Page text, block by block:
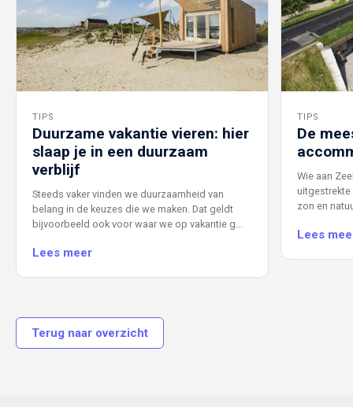
TIPS
Duurzame vakantie vieren: hier
slaap je in een duurzaam
verblijf
Steeds vaker vinden we duurzaamheid van
belang in de keuzes die we maken. Dat geldt
bijvoorbeeld ook voor waar we op vakantie g...
Lees meer
TIPS
De
Wie aan
uitgestrekte
zon en
Lees
Terug naar overzicht